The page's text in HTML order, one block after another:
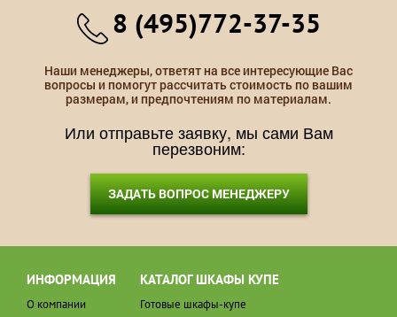
8 (495)772-37-35
Наши менеджеры, ответят на все интересующие Вас
вопросы и помогут рассчитать стоимость по вашим
размерам, и предпочтениям по материалам.
Или отправьте заявку, мы сами Вам
перезвоним:
ЗАДАТЬ ВОПРОС МЕНЕДЖЕРУ
ИНФОРМАЦИЯ
О компании
КАТАЛОГ ШКАФЫ КУПЕ
Готовые шкафы-купе